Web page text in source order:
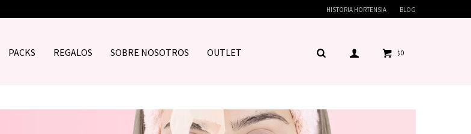
PACKS REGALOS SOBRE NOSOTROS OUTLET $0
HISTORIA HORTENSIA BLOG